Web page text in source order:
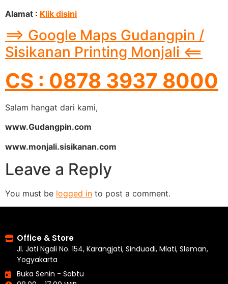
Alamat : Klik disini
==> Google Maps Gudangpin /
Sisikanan Printing Monjali <==
CS : 0878 3937 8000
Salam hangat dari kami,
www.Gudangpin.com
www.monjali.sisikanan.com
Leave a Reply
You must be logged in to post a comment.
Office & Store
Jl. Jati Ngali No. 154, Karangjati, Sinduadi, Mlati, Sleman,
Yogyakarta
Buka Senin - Sabtu